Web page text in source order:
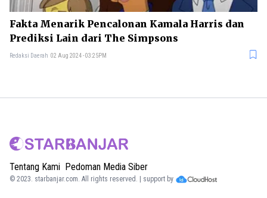
Fakta Menarik Pencalonan Kamala Harris dan
Prediksi Lain dari The Simpsons
Redaksi Daerah 02 Aug 2024 - 03:25PM
Tentang Kami Pedoman Media Siber
© 2023. starbanjar.com. All rights reserved. | support by